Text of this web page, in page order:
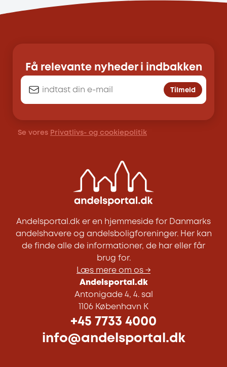
Få relevante nyheder i indbakken
Tilmeld
Se vores Privatlivs- og cookiepolitik
Andelsportal.dk er en hjemmeside for Danmarks
andelshavere og andelsboligforeninger. Her kan
de finde alle de informationer, de har eller får
brug for.
Læs mere om os →
Andelsportal.dk
Antonigade 4, 4. sal
1106 København K
+45 7733 4000
info@andelsportal.dk